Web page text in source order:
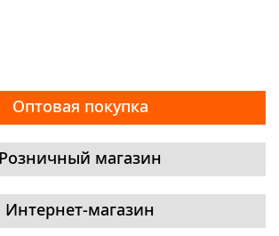
Оптовая покупка
Розничный магазин
Интернет-магазин